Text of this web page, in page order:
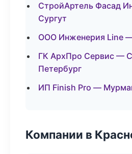
СтройАртель Фасад
Сургут
ООО Инженерия Line
ГК АрхПро Сервис —
Петербург
ИП Finish Pro —
Компании в